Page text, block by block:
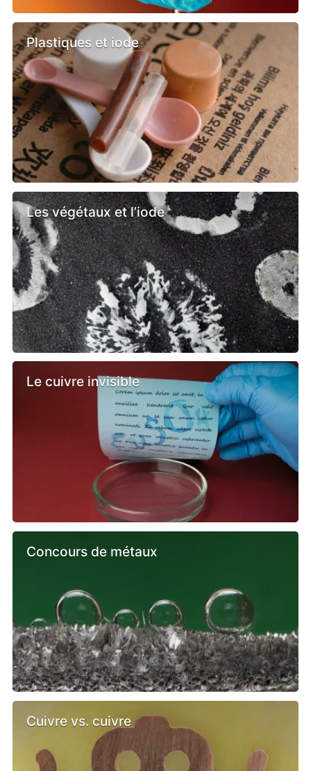
Plastiques et iode
Les végétaux et l’iode
Le cuivre invisible
Concours de métaux
Cuivre vs. cuivre